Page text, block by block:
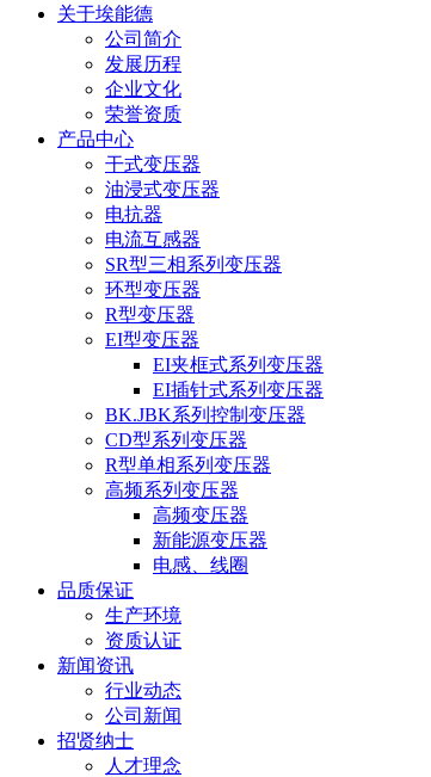
关于埃能德
公司简介
发展历程
企业文化
荣誉资质
产品中心
干式变压器
油浸式变压器
电抗器
电流互感器
SR型三相系列变压器
环型变压器
R型变压器
EI型变压器
EI夹框式系列变压器
EI插针式系列变压器
BK.JBK系列控制变压器
CD型系列变压器
R型单相系列变压器
高频系列变压器
高频变压器
新能源变压器
电感、线圈
品质保证
生产环境
资质认证
新闻资讯
行业动态
公司新闻
招贤纳士
人才理念